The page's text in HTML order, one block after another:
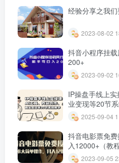
经验分享之我
2023-08-02
抖音小程序挂
200+
2023-09-02
IP操盘手线上
业变现等20节
2025-09-04
抖音电影票免
入12000+（教
2023-09-05